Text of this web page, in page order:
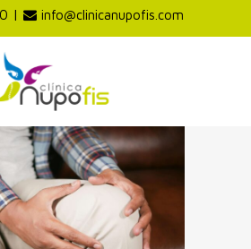
| info@clinicanupofis.com